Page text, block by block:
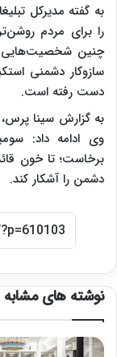
به گفته مدیرکل
را برای مردم
چنین شخصیت‌هایی
سازوکار دشمنی
دست رفته است.
به گزارش سینا
وی ادامه داد:
برخاست؛ تا خون
دشمن را آشکار کند.
نوشته های مشابه